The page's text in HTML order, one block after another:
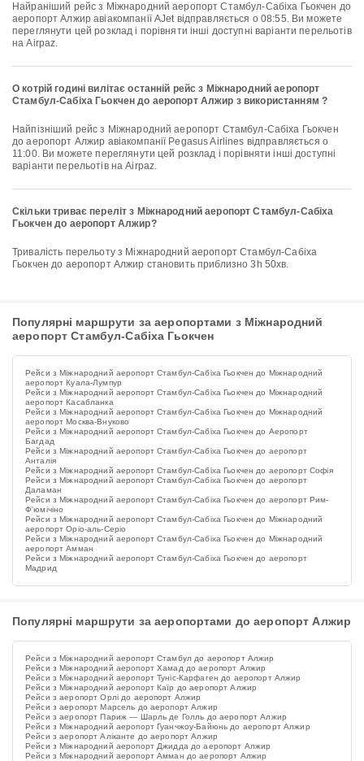
Найраніший рейс з Міжнародний аеропорт Стамбул-Сабіха Гьокчен до
аеропорт Алжир авіакомпанії AJet відправляється о 08:55. Ви можете
переглянути цей розклад і порівняти інші доступні варіанти перельотів
на Airpaz.
О котрій годині вилітає останній рейс з Міжнародний аеропорт
Стамбул-Сабіха Гьокчен до аеропорт Алжир з використанням ?
Найпізніший рейс з Міжнародний аеропорт Стамбул-Сабіха Гьокчен
до аеропорт Алжир авіакомпанії Pegasus Airlines відправляється о
11:00. Ви можете переглянути цей розклад і порівняти інші доступні
варіанти перельотів на Airpaz.
Скільки триває переліт з Міжнародний аеропорт Стамбул-Сабіха
Гьокчен до аеропорт Алжир?
Тривалість перельоту з Міжнародний аеропорт Стамбул-Сабіха
Гьокчен до аеропорт Алжир становить приблизно 3h 50хв.
Популярні маршрути за аеропортами з Міжнародний
аеропорт Стамбул-Сабіха Гьокчен
Рейси з Міжнародний аеропорт Стамбул-Сабіха Гьокчен до Міжнародний
аеропорт Куала-Лумпур
Рейси з Міжнародний аеропорт Стамбул-Сабіха Гьокчен до Міжнародний
аеропорт Касабланка
Рейси з Міжнародний аеропорт Стамбул-Сабіха Гьокчен до Міжнародний
аеропорт Москва-Внуково
Рейси з Міжнародний аеропорт Стамбул-Сабіха Гьокчен до Аеропорт
Багдад
Рейси з Міжнародний аеропорт Стамбул-Сабіха Гьокчен до аеропорт
Анталія
Рейси з Міжнародний аеропорт Стамбул-Сабіха Гьокчен до аеропорт Софія
Рейси з Міжнародний аеропорт Стамбул-Сабіха Гьокчен до аеропорт
Даламан
Рейси з Міжнародний аеропорт Стамбул-Сабіха Гьокчен до аеропорт Рим-
Ф'юмічіно
Рейси з Міжнародний аеропорт Стамбул-Сабіха Гьокчен до Міжнародний
аеропорт Оріо-аль-Серіо
Рейси з Міжнародний аеропорт Стамбул-Сабіха Гьокчен до Міжнародний
аеропорт Амман
Рейси з Міжнародний аеропорт Стамбул-Сабіха Гьокчен до аеропорт
Мадрид
Популярні маршрути за аеропортами до аеропорт Алжир
Рейси з Міжнародний аеропорт Стамбул до аеропорт Алжир
Рейси з Міжнародний аеропорт Хамад до аеропорт Алжир
Рейси з Міжнародний аеропорт Туніс-Карфаген до аеропорт Алжир
Рейси з Міжнародний аеропорт Каїр до аеропорт Алжир
Рейси з аеропорт Орлі до аеропорт Алжир
Рейси з аеропорт Марсель до аеропорт Алжир
Рейси з аеропорт Париж — Шарль де Голль до аеропорт Алжир
Рейси з Міжнародний аеропорт Гуанчжоу-Байюнь до аеропорт Алжир
Рейси з аеропорт Аліканте до аеропорт Алжир
Рейси з Міжнародний аеропорт Джидда до аеропорт Алжир
Рейси з Міжнародний аеропорт Амман до аеропорт Алжир